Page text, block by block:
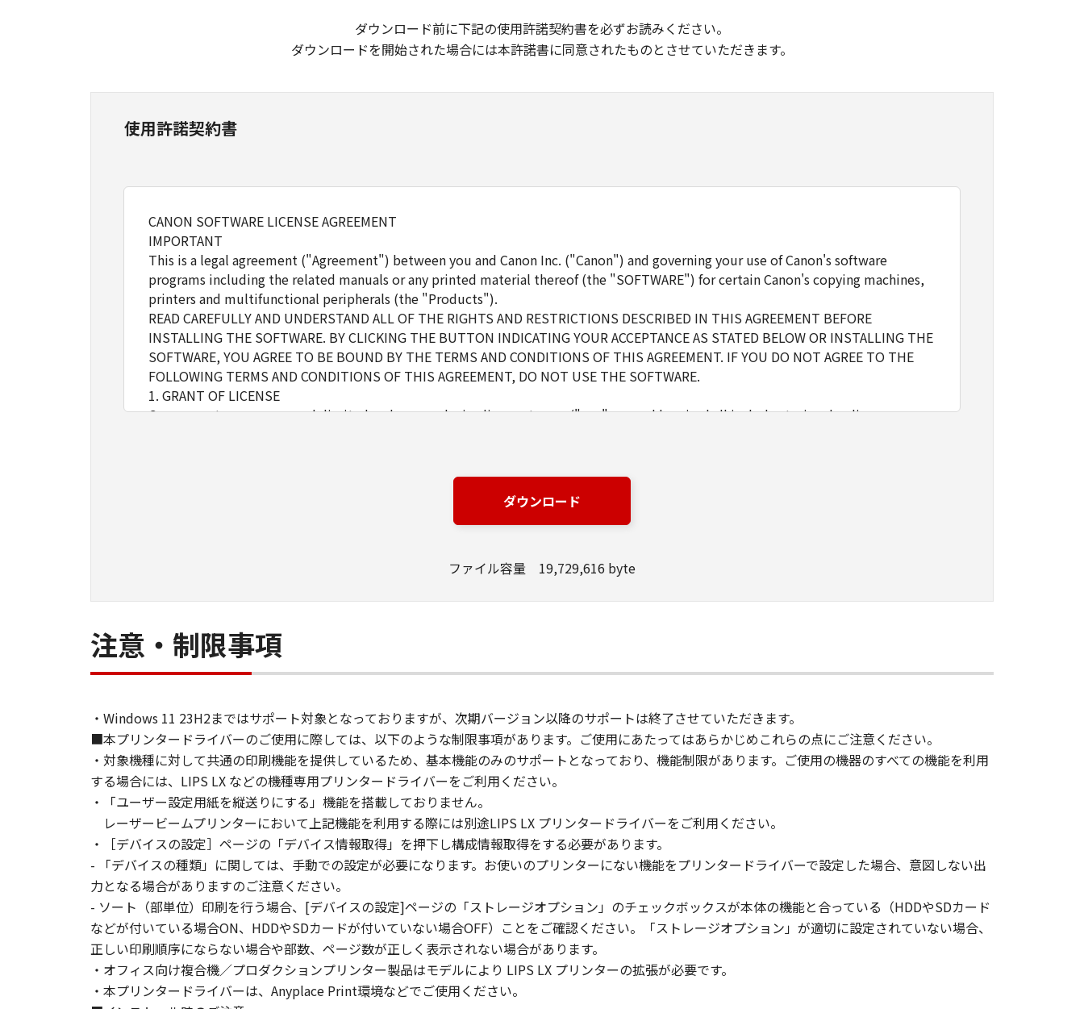
ダウンロード前に下記の使用許諾契約書を必ずお読みください。
ダウンロードを開始された場合には本許諾書に同意されたものとさせていただきます。
使用許諾契約書
CANON SOFTWARE LICENSE AGREEMENT
IMPORTANT
This is a legal agreement ("Agreement") between you and Canon Inc. ("Canon") and governing your use of Canon's software
programs including the related manuals or any printed material thereof (the "SOFTWARE") for certain Canon's copying machines,
printers and multifunctional peripherals (the "Products").
READ CAREFULLY AND UNDERSTAND ALL OF THE RIGHTS AND RESTRICTIONS DESCRIBED IN THIS AGREEMENT BEFORE
INSTALLING THE SOFTWARE. BY CLICKING THE BUTTON INDICATING YOUR ACCEPTANCE AS STATED BELOW OR INSTALLING THE
SOFTWARE, YOU AGREE TO BE BOUND BY THE TERMS AND CONDITIONS OF THIS AGREEMENT. IF YOU DO NOT AGREE TO THE
FOLLOWING TERMS AND CONDITIONS OF THIS AGREEMENT, DO NOT USE THE SOFTWARE.
1. GRANT OF LICENSE
Canon grants you a personal, limited and non-exclusive license to use ("use" as used herein shall include storing, loading,
You may allow other users of other computers connected to your Designated Computer to use the SOFTWARE, provided that you
must assure that all such users shall abide by the terms of this Agreement and shall be subject to restrictions and obligations
You may make one copy of the SOFTWARE solely for a back-up purpose.
You shall not use the SOFTWARE except as expressly granted or permitted herein, and shall not assign, sublicense, sell, rent, lease,
language, modify, disassemble, decompile or otherwise reverse engineer the SOFTWARE and you shall not have any third party to
do so.
3. COPYRIGHT NOTICE
Canon and its licensors retain in all respects the title, ownership and intellectual property rights in and to the SOFTWARE. Except
as expressly provided herein, no license or right, express or implied, is hereby conveyed or granted by Canon to you for any
intellectual property of Canon and its licensors.
5. EXPORT CONTROL
You agree to comply with all export laws and restrictions and regulations of the country involved, and not to export or re-export,
directly or indirectly, the SOFTWARE in violation of any such laws, restrictions and regulations, or without all necessary approvals.
6. SUPPORT AND UPDATE
NEITHER CANON, CANON'S SUBSIDIARIES OR AFFILIATES, THEIR DISTRIBUTORS, OR DEALERS NOR CANON'S LICENSORS ARE
RESPONSIBLE FOR MAINTAINING OR HELPING YOU TO USE THE SOFTWARE, OR PROVIDING YOU WITH ANY UPDATES, FIXES OR
SUPPORT FOR THE SOFTWARE HEREUNDER.
7. DISCLAIMER OF WARRANTIES AND LIABILITY
[NO WARRANTY] THE SOFTWARE IS PROVIDED "AS IS" WITHOUT WARRANTY OF ANY KIND, EITHER EXPRESSED OR IMPLIED,
INCLUDING, BUT NOT LIMITED TO THE IMPLIED WARRANTIES OF MERCHANTABILITY AND FITNESS FOR A PARTICULAR PURPOSE.
THE ENTIRE RISK AS TO THE QUALITY AND PERFORMANCE OF THE SOFTWARE IS WITH YOU. SHOULD THE SOFTWARE PROVE
DEFECTIVE, YOU ASSUME THE ENTIRE COST OF ALL NECESSARY SERVICING, REPAIR OR CORRECTION. SOME STATES OR LEGAL
ダウンロード
ファイル容量 19,729,616 byte
注意・制限事項
・Windows 11 23H2まではサポート対象となっておりますが、次期バージョン以降のサポートは終了させていただきます。
■本プリンタードライバーのご使用に際しては、以下のような制限事項があります。ご使用にあたってはあらかじめこれらの点にご注意ください。
・対象機種に対して共通の印刷機能を提供しているため、基本機能のみのサポートとなっており、機能制限があります。ご使用の機器のすべての機能を利用
する場合には、LIPS LX などの機種専用プリンタードライバーをご利用ください。
・「ユーザー設定用紙を縦送りにする」機能を搭載しておりません。
レーザービームプリンターにおいて上記機能を利用する際には別途LIPS LX プリンタードライバーをご利用ください。
・［デバイスの設定］ページの「デバイス情報取得」を押下し構成情報取得をする必要があります。
- 「デバイスの種類」に関しては、手動での設定が必要になります。お使いのプリンターにない機能をプリンタードライバーで設定した場合、意図しない出
力となる場合がありますのご注意ください。
- ソート（部単位）印刷を行う場合、[デバイスの設定]ページの「ストレージオプション」のチェックボックスが本体の機能と合っている（HDDやSDカード
などが付いている場合ON、HDDやSDカードが付いていない場合OFF）ことをご確認ください。「ストレージオプション」が適切に設定されていない場合、
正しい印刷順序にならない場合や部数、ページ数が正しく表示されない場合があります。
・オフィス向け複合機／プロダクションプリンター製品はモデルにより LIPS LX プリンターの拡張が必要です。
・本プリンタードライバーは、Anyplace Print環境などでご使用ください。